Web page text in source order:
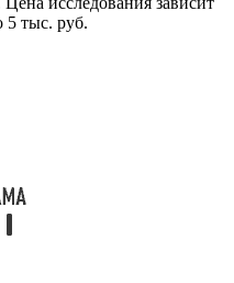
5 тыс. руб.